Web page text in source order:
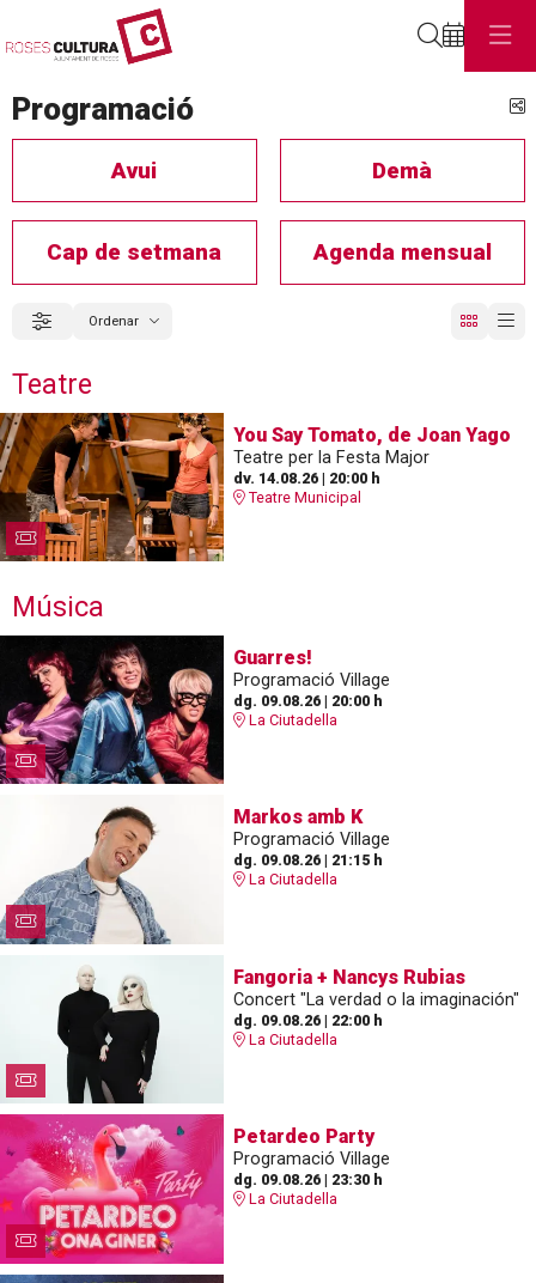
Programació
Avui Demà
Cap de setmana Agenda mensual
Filtrar Ordenar
Teatre
You Say Tomato, de Joan Yago
Teatre per la Festa Major
dv. 14.08.26| 20:00 h
Teatre Municipal
Música
Guarres!
Programació Village
dg. 09.08.26| 20:00 h
La Ciutadella
Markos amb K
Programació Village
dg. 09.08.26| 21:15 h
La Ciutadella
Fangoria + Nancys Rubias
Concert "La verdad o la imaginación"
dg. 09.08.26| 22:00 h
La Ciutadella
Petardeo Party
Programació Village
dg. 09.08.26| 23:30 h
La Ciutadella